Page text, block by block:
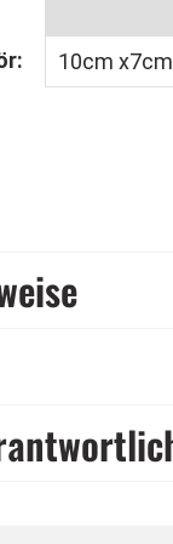
10cm x7cm